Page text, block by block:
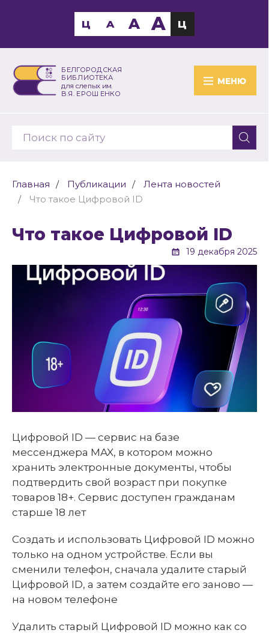
БЕЛГОРОДСКАЯ
БИБЛИОТЕКА
для слепых им.
В.Я. ЕРОШЕНКО
МЕНЮ
Ц A A A Ц
Главная Публикации
Лента новостей
Что такое Цифровой ID
Что такое Цифровой ID
19 декабря 2025
Цифровой ID — сервис на базе
мессенджера МAX, в котором можно
хранить электронные документы, чтобы
подтвердить свой возраст при покупке
товаров 18+. Сервис доступен гражданам
старше 18 лет
Создать и использовать Цифровой ID можно
только на одном устройстве. Если вы
сменили телефон, сначала удалите старый
Цифровой ID, а затем создайте его заново —
на новом телефоне
Удалить старый Цифровой ID можно как со